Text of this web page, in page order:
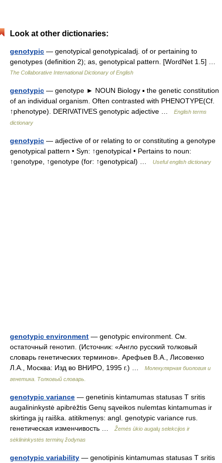
Look at other dictionaries:
genotypic — genotypical genotypicaladj. of or pertaining to
genotypes (definition 2); as, genotypical pattern. [WordNet 1.5] …
The Collaborative International Dictionary of English
genotypic — genotype ► NOUN Biology ▪ the genetic constitution
of an individual organism. Often contrasted with PHENOTYPE(Cf.
↑phenotype). DERIVATIVES genotypic adjective …
English terms
dictionary
genotypic — adjective of or relating to or constituting a genotype
genotypical pattern • Syn: ↑genotypical • Pertains to noun:
↑genotype, ↑genotype (for: ↑genotypical) …
Useful english dictionary
genotypic environment — genotypic environment. См.
остаточный генотип. (Источник: «Англо русский толковый
словарь генетических терминов». Арефьев В.А., Лисовенко
Л.А., Москва: Изд во ВНИРО, 1995 г.) …
Молекулярная биология и
генетика. Толковый словарь.
genotypic variance — genetinis kintamumas statusas T sritis
augalininkystė apibrėžtis Genų sąveikos nulemtas kintamumas ir
skirtinga jų raiška. atitikmenys: angl. genotypic variance rus.
генетическая изменчивость …
Žemės ūkio augalų selekcijos ir
sėklininkystės terminų žodynas
genotypic variability — genotipinis kintamumas statusas T sritis